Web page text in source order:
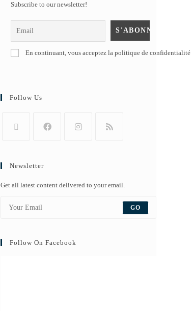
Subscribe to our newsletter!
En continuant, vous acceptez la politique de confidentialité
Follow Us
Newsletter
Get all latest content delivered to your email.
GO
Follow On Facebook